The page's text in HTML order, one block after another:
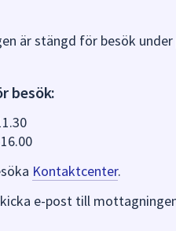
är stängd för besök
besök:
Kontaktcenter.
e-post till